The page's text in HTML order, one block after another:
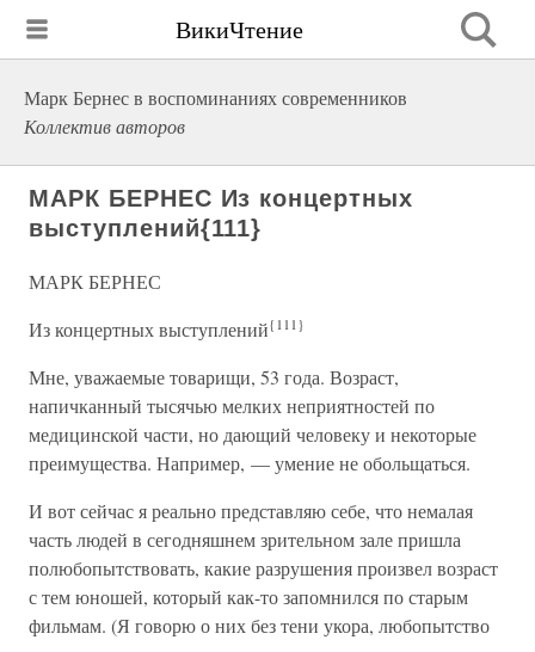
ВикиЧтение
Марк Бернес в воспоминаниях современников
Коллектив авторов
МАРК БЕРНЕС Из концертных
выступлений{111}
МАРК БЕРНЕС
Из концертных выступлений{111}
Мне, уважаемые товарищи, 53 года. Возраст,
напичканный тысячью мелких неприятностей по
медицинской части, но дающий человеку и некоторые
преимущества. Например, — умение не обольщаться.
И вот сейчас я реально представляю себе, что немалая
часть людей в сегодняшнем зрительном зале пришла
полюбопытствовать, какие разрушения произвел возраст
с тем юношей, который как-то запомнился по старым
фильмам. (Я говорю о них без тени укора, любопытство